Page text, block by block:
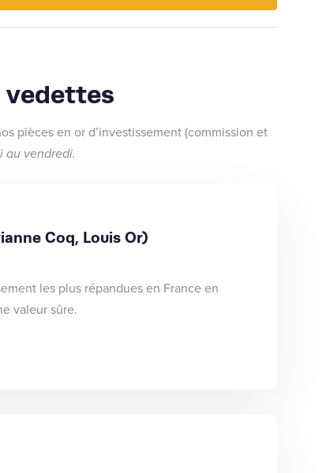
vedettes
pièces en or d’investissement (commission et
au vendredi.
Coq, Louis Or)
les plus répandues en France en
valeur sûre.